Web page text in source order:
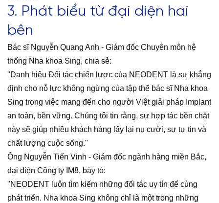
3. Phát biểu từ đại diện hai
bên
Bác sĩ Nguyễn Quang Anh - Giám đốc Chuyên môn hệ
thống Nha khoa Sing, chia sẻ:
"Danh hiệu Đối tác chiến lược của NEODENT là sự khẳng
định cho nỗ lực không ngừng của tập thể bác sĩ Nha khoa
Sing trong việc mang đến cho người Việt giải pháp Implant
an toàn, bền vững. Chúng tôi tin rằng, sự hợp tác bền chặt
này sẽ giúp nhiều khách hàng lấy lại nụ cười, sự tự tin và
chất lượng cuộc sống."
Ông Nguyễn Tiến Vinh - Giám đốc ngành hàng miền Bắc,
đại diện Công ty IM8, bày tỏ:
"NEODENT luôn tìm kiếm những đối tác uy tín để cùng
phát triển. Nha khoa Sing không chỉ là một trong những